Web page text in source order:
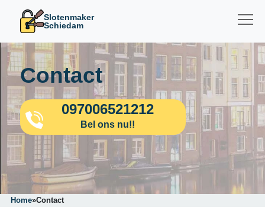
Slotenmaker
Schiedam
Contact
097006521212
Bel ons nu!!
Home»Contact